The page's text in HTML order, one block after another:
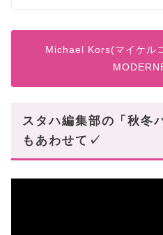
Michael Kors(マイケル
スタハ編集部の「秋冬
もあわせて✓